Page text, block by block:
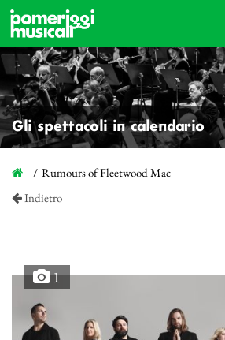
Gli spettacoli in calendario
Rumours of Fleetwood Mac
Indietro
1